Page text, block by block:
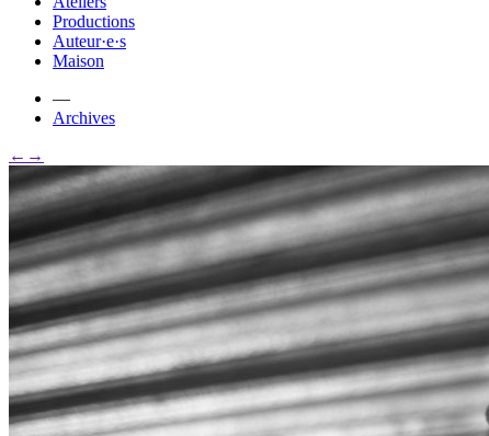
Productions
Auteur·e·s
Maison
—
Archives
← →